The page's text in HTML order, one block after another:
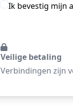
Ik bevestig mijn
Veilige betaling
Verbindingen zijn